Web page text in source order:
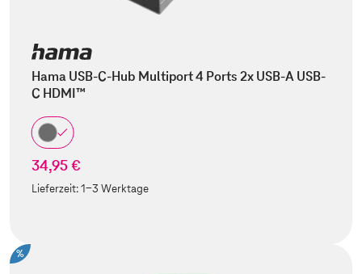
Hama USB-C-Hub Multiport 4 Ports 2x USB-A USB-
C HDMI™
34,95 €
Lieferzeit:1-3 Werktage
%